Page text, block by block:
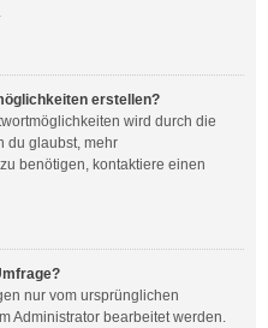
erstellen?
wird durch die
du glaubst, mehr
benötigen, kontaktiere einen
nur vom ursprünglichen
Administrator bearbeitet werden.